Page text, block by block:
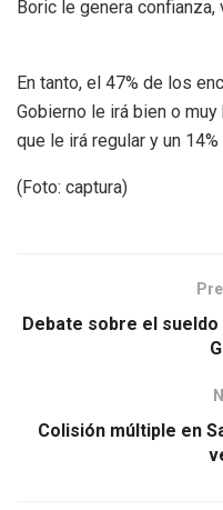
Boric le genera confianza,
En tanto, el 47% de los
Gobierno le irá bien o
que le irá regular y un
(Foto: captura)
Debate sobre el
Colisión múltiple en